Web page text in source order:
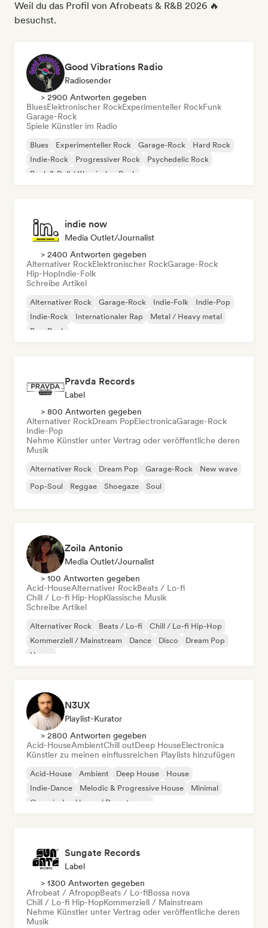
Weil du das Profil von Afrobeats & R&B 2026 🔥
besuchst.
Good Vibrations Radio
Radiosender
> 2900 Antworten gegeben
BluesElektronischer RockExperimenteller RockFunk
Garage-Rock
Spiele Künstler im Radio
Blues Experimenteller Rock Garage-Rock
Hard Rock
Indie-Rock
Progressiver Rock
Psychedelic Rock
Rock & Roll / Klassischer Rock
indie now
Media Outlet/Journalist
> 2400 Antworten gegeben
Alternativer RockElektronischer RockGarage-Rock
Hip-HopIndie-Folk
Schreibe Artikel
Alternativer Rock Garage-Rock Indie-Folk
Indie-Pop
Indie-Rock
Internationaler Rap
Metal / Heavy metal
Pop-Rock
Pravda Records
Label
> 800 Antworten gegeben
Alternativer RockDream PopElectronicaGarage-Rock
Indie-Pop
Nehme Künstler unter Vertrag oder veröffentliche deren
Musik
Alternativer Rock Dream Pop Garage-Rock
New wave
Pop-Soul
Reggae Shoegaze Soul
Zoila Antonio
Media Outlet/Journalist
> 100 Antworten gegeben
Acid-HouseAlternativer RockBeats / Lo-fi
Chill / Lo-fi Hip-HopKlassische Musik
Schreibe Artikel
Alternativer Rock Beats / Lo-fi
Chill / Lo-fi Hip-Hop
Kommerziell / Mainstream
Dance Disco
Dream Pop
House
N3UX
Playlist-Kurator
> 2800 Antworten gegeben
Acid-HouseAmbientChill outDeep HouseElectronica
Künstler zu meinen einflussreichen Playlists hinzufügen
Acid-House Ambient Deep House
House
Indie-Dance
Melodic & Progressive House
Minimal
Organischer House / Downtempo
Sungate Records
Label
> 1300 Antworten gegeben
Afrobeat / AfropopBeats / Lo-fiBossa nova
Chill / Lo-fi Hip-HopKommerziell / Mainstream
Nehme Künstler unter Vertrag oder veröffentliche deren
Musik